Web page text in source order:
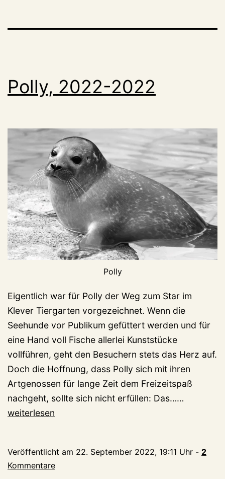
Polly, 2022-2022
Polly
Eigentlich war für Polly der Weg zum Star im
Klever Tiergarten vorgezeichnet. Wenn die
Seehunde vor Publikum gefüttert werden und für
eine Hand voll Fische allerlei Kunststücke
vollführen, geht den Besuchern stets das Herz auf.
Doch die Hoffnung, dass Polly sich mit ihren
Artgenossen für lange Zeit dem Freizeitspaß
nachgeht, sollte sich nicht erfüllen: Das……
weiterlesen
Veröffentlicht am 22. September 2022, 19:11 Uhr - 2
Kommentare